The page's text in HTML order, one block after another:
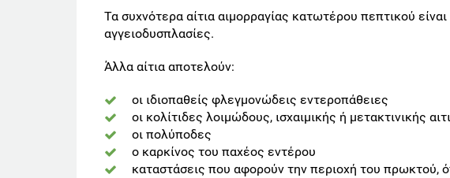
Τα συχνότερα αίτια αιμορραγίας κατωτέρου πεπτικού
αγγειοδυσπλασίες.
Άλλα αίτια αποτελούν:
οι ιδιοπαθείς φλεγμονώδεις εντεροπάθειες
οι κολίτιδες λοιμώδους, ισχαιμικής ή μετακτινικής
οι πολύποδες
ο καρκίνος του παχέος εντέρου
καταστάσεις που αφορούν την περιοχή του πρωκτού,